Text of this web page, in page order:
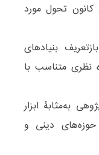
تحول مورد
بنیادهای
نظری متناسب با
به‌مثابۀ ابزار
حوزه‌های دینی و